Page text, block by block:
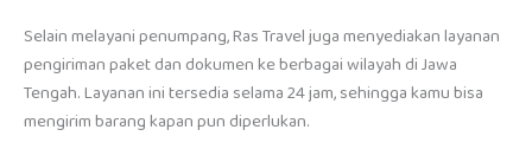
Selain melayani penumpang, Ras Travel juga menyediakan layanan
pengiriman paket dan dokumen ke berbagai wilayah di Jawa
Tengah. Layanan ini tersedia selama 24 jam, sehingga kamu bisa
mengirim barang kapan pun diperlukan.